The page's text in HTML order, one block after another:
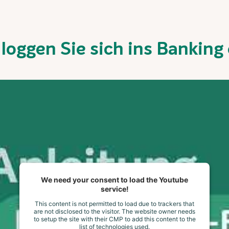
Sie sich ins Banking
We need your consent to load the Youtube
service!
This content is not permitted to load due to trackers that
are not disclosed to the visitor. The website owner needs
to setup the site with their CMP to add this content to the
list of technologies used.